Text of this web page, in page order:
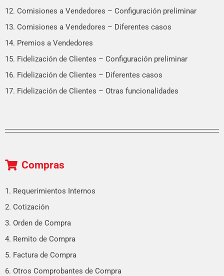
12. Comisiones a Vendedores – Configuración preliminar
13. Comisiones a Vendedores – Diferentes casos
14. Premios a Vendedores
15. Fidelización de Clientes – Configuración preliminar
16. Fidelización de Clientes – Diferentes casos
17. Fidelización de Clientes – Otras funcionalidades
Compras
1. Requerimientos Internos
2. Cotización
3. Orden de Compra
4. Remito de Compra
5. Factura de Compra
6. Otros Comprobantes de Compra